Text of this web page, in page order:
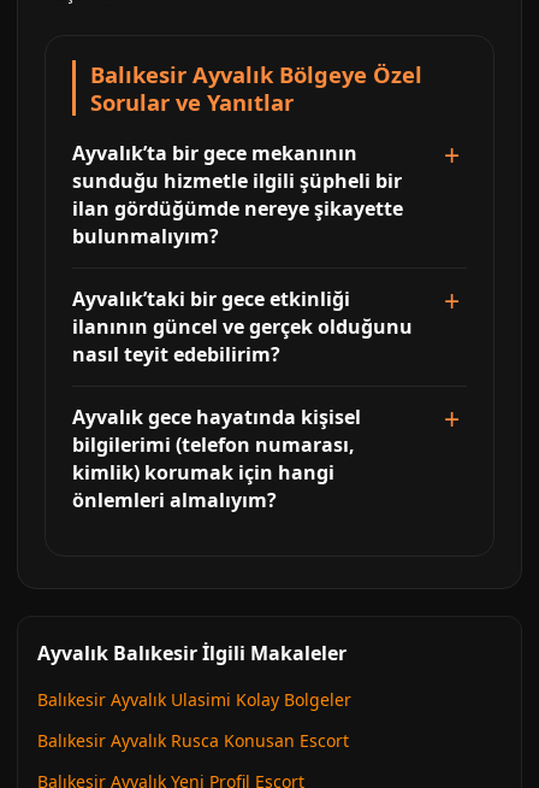
Balıkesir Ayvalık Bölgeye Özel
Sorular ve Yanıtlar
Ayvalık’ta bir gece mekanının
sunduğu hizmetle ilgili şüpheli bir
ilan gördüğümde nereye şikayette
bulunmalıyım?
Ayvalık’taki bir gece etkinliği
ilanının güncel ve gerçek olduğunu
nasıl teyit edebilirim?
Ayvalık gece hayatında kişisel
bilgilerimi (telefon numarası,
kimlik) korumak için hangi
önlemleri almalıyım?
Ayvalık Balıkesir İlgili Makaleler
Balıkesir Ayvalık Ulasimi Kolay Bolgeler
Balıkesir Ayvalık Rusca Konusan Escort
Balıkesir Ayvalık Yeni Profil Escort